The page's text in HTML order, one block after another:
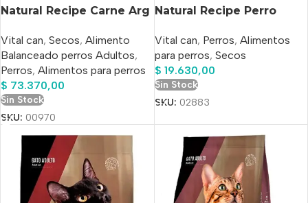
Natural Recipe Carne Arg
Vital can, Secos, Alimento
Balanceado perros Adultos,
Perros, Alimentos para perros
$ 73.370,00
Sin Stock
SKU: 00970
Natural Recipe Perro
Vital can, Perros, Alimentos
para perros, Secos
$ 19.630,00
Sin Stock
SKU: 02883